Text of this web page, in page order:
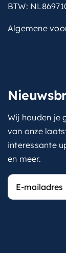
BTW:
Algemene
Wij houden je
van onze
interessante
en meer.
E-
mailadres